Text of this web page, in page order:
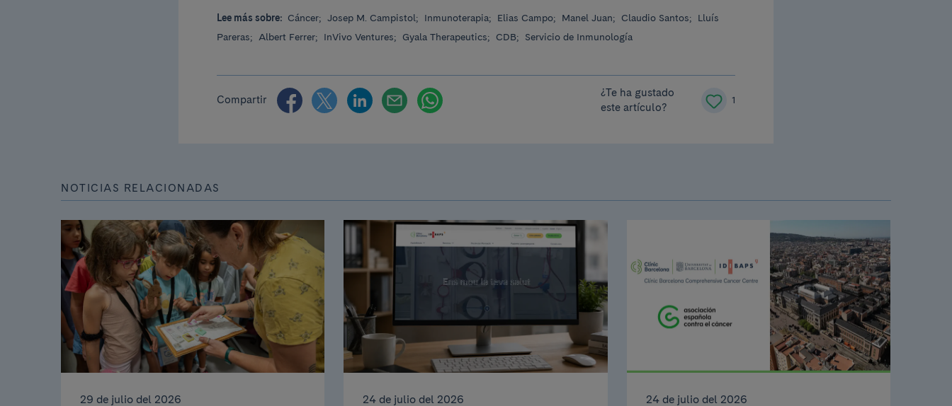
Lee más sobre: Cáncer; Josep M. Campistol; Inmunoterapia; Elias Campo; Manel Juan; Claudio Santos;
Lluís
Pareras;
Albert Ferrer; InVivo Ventures; Gyala Therapeutics; CDB; Servicio de Inmunología
Compartir
¿Te ha gustado
este artículo?
1
NOTICIAS RELACIONADAS
29 de julio del 2026 24 de julio del 2026 24 de julio del 2026